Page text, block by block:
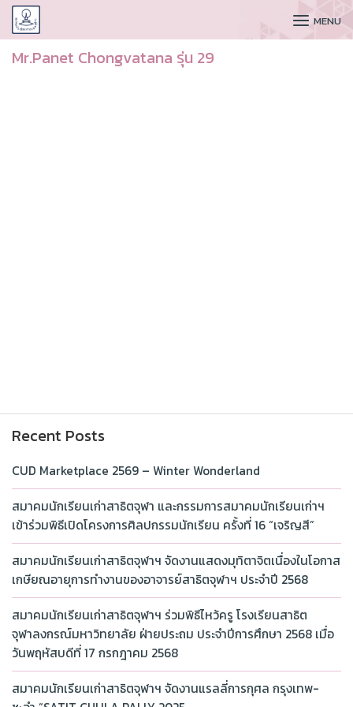
CUDAA MENU
Mr.Panet Chongvatana รุ่น 29
Recent Posts
CUD Marketplace 2569 – Winter Wonderland
สมาคมนักเรียนเก่าสาธิตจุฬา และกรรมการสมาคมนักเรียนเก่าฯ
เข้าร่วมพิธีเปิดโครงการศิลปกรรมนักเรียน ครั้งที่ 16 “เจริญสี”
สมาคมนักเรียนเก่าสาธิตจุฬาฯ จัดงานแสดงมุทิตาจิตเนื่องในโอกาส
เกษียณอายุการทำงานของอาจารย์สาธิตจุฬาฯ ประจำปี 2568
สมาคมนักเรียนเก่าสาธิตจุฬาฯ ร่วมพิธีไหว้ครู โรงเรียนสาธิต
จุฬาลงกรณ์มหาวิทยาลัย ฝ่ายประถม ประจำปีการศึกษา 2568 เมื่อ
วันพฤหัสบดีที่ 17 กรกฎาคม 2568
สมาคมนักเรียนเก่าสาธิตจุฬาฯ จัดงานแรลลี่การกุศล กรุงเทพ-